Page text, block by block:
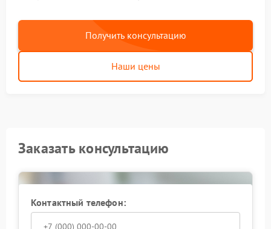
Получить консультацию
Наши цены
Заказать консультацию
Контактный телефон: